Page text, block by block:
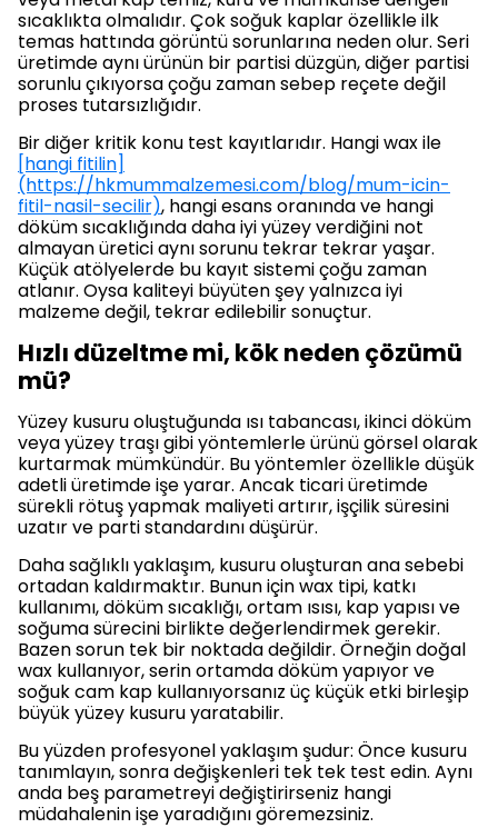
sıcaklıkta olmalıdır. Çok soğuk kaplar özellikle ilk
temas hattında görüntü sorunlarına neden olur. Seri
üretimde aynı ürünün bir partisi düzgün, diğer partisi
sorunlu çıkıyorsa çoğu zaman sebep reçete değil
proses tutarsızlığıdır.
Bir diğer kritik konu test kayıtlarıdır. Hangi wax ile
[hangi fitilin]
(https://hkmummalzemesi.com/blog/mum-icin-
fitil-nasil-secilir), hangi esans oranında ve hangi
döküm sıcaklığında daha iyi yüzey verdiğini not
almayan üretici aynı sorunu tekrar tekrar yaşar.
Küçük atölyelerde bu kayıt sistemi çoğu zaman
atlanır. Oysa kaliteyi büyüten şey yalnızca iyi
malzeme değil, tekrar edilebilir sonuçtur.
Hızlı düzeltme mi, kök neden çözümü
mü?
Yüzey kusuru oluştuğunda ısı tabancası, ikinci döküm
veya yüzey traşı gibi yöntemlerle ürünü görsel olarak
kurtarmak mümkündür. Bu yöntemler özellikle düşük
adetli üretimde işe yarar. Ancak ticari üretimde
sürekli rötuş yapmak maliyeti artırır, işçilik süresini
uzatır ve parti standardını düşürür.
Daha sağlıklı yaklaşım, kusuru oluşturan ana sebebi
ortadan kaldırmaktır. Bunun için wax tipi, katkı
kullanımı, döküm sıcaklığı, ortam ısısı, kap yapısı ve
soğuma sürecini birlikte değerlendirmek gerekir.
Bazen sorun tek bir noktada değildir. Örneğin doğal
wax kullanıyor, serin ortamda döküm yapıyor ve
soğuk cam kap kullanıyorsanız üç küçük etki birleşip
büyük yüzey kusuru yaratabilir.
Bu yüzden profesyonel yaklaşım şudur: Önce kusuru
tanımlayın, sonra değişkenleri tek tek test edin. Aynı
anda beş parametreyi değiştirirseniz hangi
müdahalenin işe yaradığını göremezsiniz.